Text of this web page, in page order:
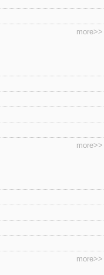
more>>
more>>
more>>